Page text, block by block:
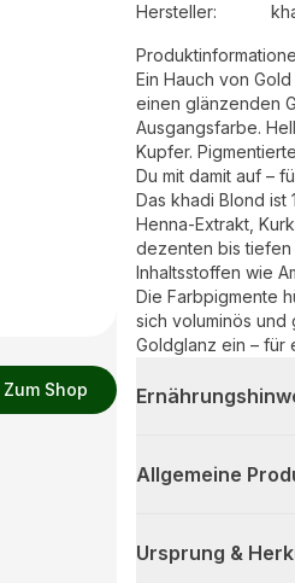
Zum Shop
Hersteller:
Ein Hauch von
einen glänzenden
Ausgangsfarbe.
Kupfer.
Du mit damit auf –
Das khadi Blond ist
Henna-Extrakt,
dezenten bis
Inhaltsstoffen wie
Die Farbpigmente
sich voluminös und
Goldglanz ein – für
Allgemeine
Ursprung &